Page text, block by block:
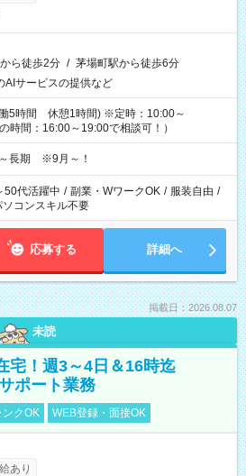
ら徒歩2分 / 茅場町駅から徒歩6分
AIサービスの提供など
5時間 休憩1時間) ※定時：10:00～
時間：16:00～19:00で相談可！）
長期 ※9月～！
50代活躍中 / 副業・WワークOK / 服装自由 /
ソコンスキル不要
応募する 詳細へ
掲載日：2026.08.07
未読
宅！週3～4日＆16時迄
ポート業務
ンクOK WEB登録・面接OK
あり